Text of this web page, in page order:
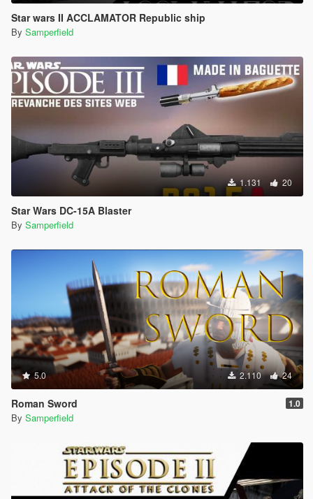
Star wars II ACCLAMATOR Republic ship
By Samperfield
1.131 20
Star Wars DC-15A Blaster
By Samperfield
5.0 2.110 24
Roman Sword 1.0
By Samperfield